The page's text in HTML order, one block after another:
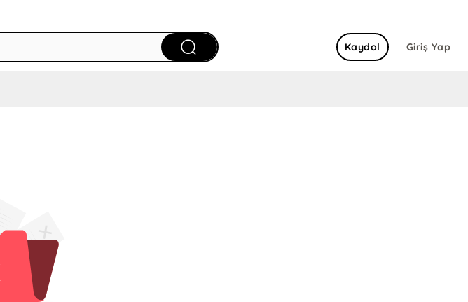
Giriş Yap
Kaydol